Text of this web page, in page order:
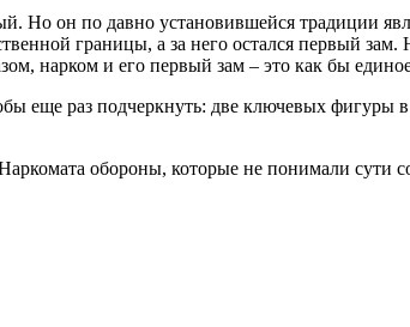
Но он по давно установившейся традиции
границы, а за него остался первый
нарком и его первый зам – это как бы
еще раз подчеркнуть: две ключевых
обороны, которые не понимали сути